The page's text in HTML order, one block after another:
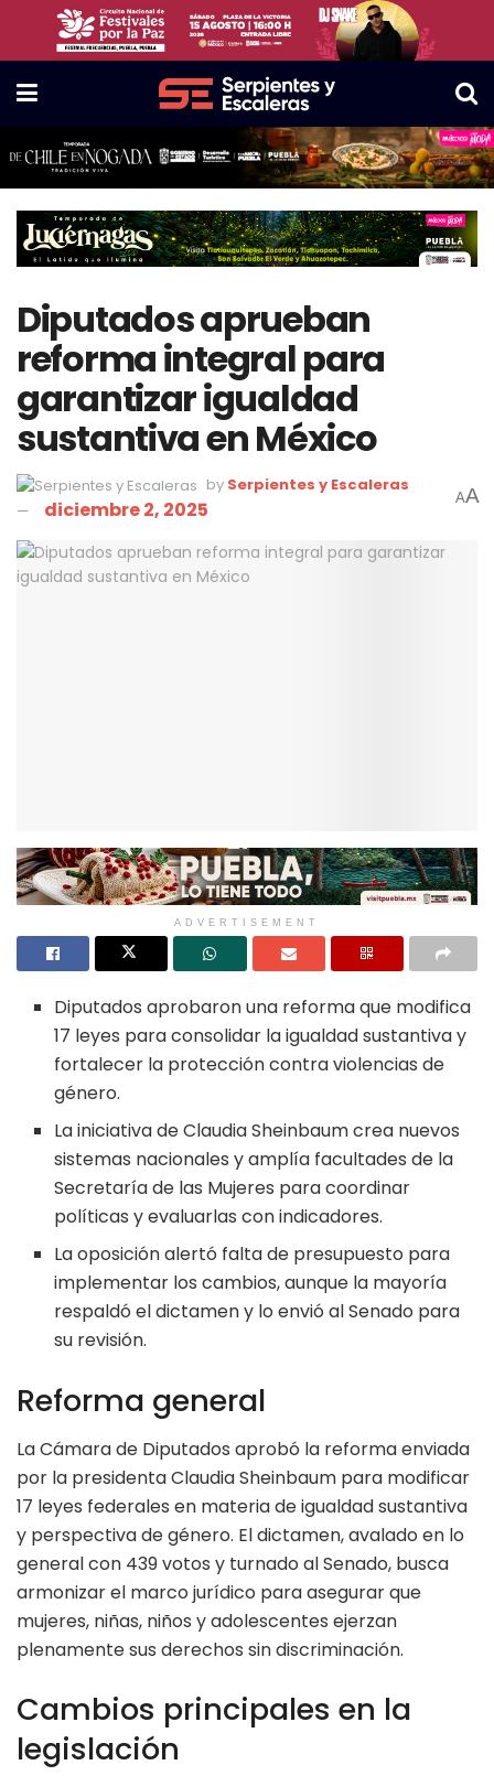
Diputados aprueban
reforma integral para
garantizar igualdad
sustantiva en México
by Serpientes y Escaleras
diciembre 2, 2025 AA
ADVERTISEMENT
Diputados aprobaron una reforma que modifica
17 leyes para consolidar la igualdad sustantiva y
fortalecer la protección contra violencias de
género.
La iniciativa de Claudia Sheinbaum crea nuevos
sistemas nacionales y amplía facultades de la
Secretaría de las Mujeres para coordinar
políticas y evaluarlas con indicadores.
La oposición alertó falta de presupuesto para
implementar los cambios, aunque la mayoría
respaldó el dictamen y lo envió al Senado para
su revisión.
Reforma general
La Cámara de Diputados aprobó la reforma enviada
por la presidenta Claudia Sheinbaum para modificar
17 leyes federales en materia de igualdad sustantiva
y perspectiva de género. El dictamen, avalado en lo
general con 439 votos y turnado al Senado, busca
armonizar el marco jurídico para asegurar que
mujeres, niñas, niños y adolescentes ejerzan
plenamente sus derechos sin discriminación.
Cambios principales en la
legislación